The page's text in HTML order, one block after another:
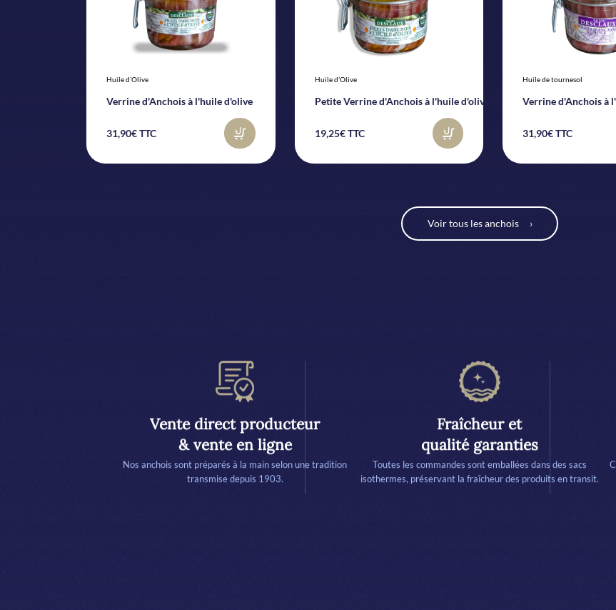
Huile d’Olive
Verrine d'Anchois à l'huile d'olive
31,90€ TTC
Huile d’Olive
Petite Verrine d'Anchois à l'huile d'olive
19,25€ TTC
Huile de tournesol
Verrine d'Anchois à
31,90€ TTC
Voir tous les anchois
Vente direct producteur
& vente en ligne
Nos anchois sont préparés à la main selon une tradition
transmise depuis 1903.
Fraîcheur et
qualité garanties
Toutes les commandes sont emballées dans des sacs
isothermes, préservant la fraîcheur des produits en transit.